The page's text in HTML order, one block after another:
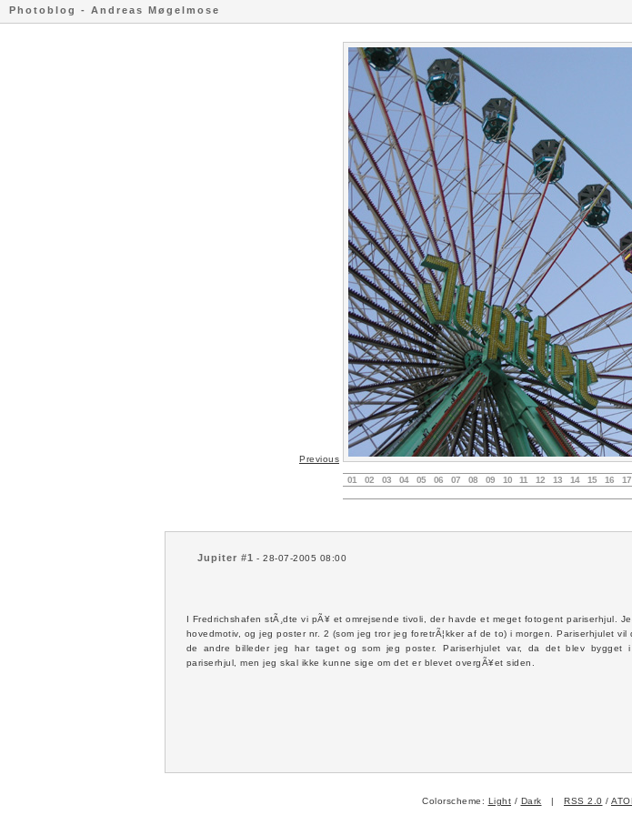
Photoblog - Andreas Møgelmose
Previous
01 02 03 04 05 06 07 08 09 10 11 12 13 14 15 16 17
Jupiter #1 - 28-07-2005 08:00
I Fredrichshafen stÃ¸dte vi pÃ¥ et omrejsende tivoli, der havde et meget fotogent pariserhjul.
hovedmotiv, og jeg poster nr. 2 (som jeg tror jeg foretrÃ¦kker af de to) i morgen. Pariserhjulet
de andre billeder jeg har taget og som jeg poster. Pariserhjulet var, da det blev bygget i
pariserhjul, men jeg skal ikke kunne sige om det er blevet overgÃ¥et siden.
Colorscheme: Light / Dark | RSS 2.0 /